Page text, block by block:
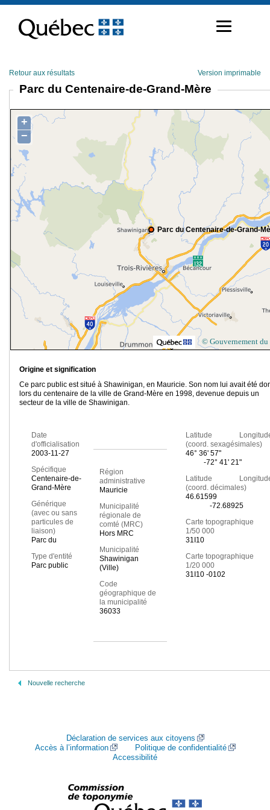
contenu
Retour aux résultats Version imprimable
Parc du Centenaire-de-Grand-Mère
Parc du Centenaire-de-Grand-
+
−
© Gouvernement du
Origine et signification
Ce parc public est situé à Shawinigan, en Mauricie. Son nom lui avait été
lors du centenaire de la ville de Grand-Mère en 1998, devenue depuis un
secteur de la ville de Shawinigan.
Date
d'officialisation
2003-11-27
Spécifique
Centenaire-de-
Grand-Mère
Générique
(avec ou sans
particules de
liaison)
Parc du
Type d'entité
Parc public
Région
administrative
Mauricie
Municipalité
régionale de
comté (MRC)
Hors MRC
Municipalité
Shawinigan
(Ville)
Code
géographique de
la municipalité
36033
Latitude
(coord. sexagésimales)
46° 36' 57"
-72° 41' 21"
Latitude
(coord. décimales)
46.61599
-72.68925
Carte topographique
1/50 000
31I10
Carte topographique
1/20 000
31I10 -0102
Nouvelle recherche
Déclaration de services aux citoyens
Accès à l’information
Politique de confidentialité
Accessibilité